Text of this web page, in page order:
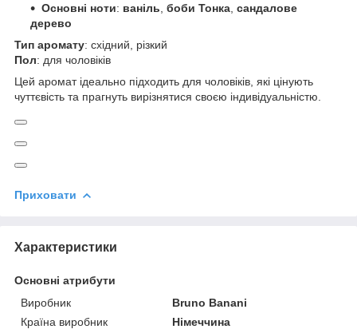
Основні ноти: ваніль боби Тонка сандалове
дерево
Тип аромату: східний, різкий
Пол: для чоловіків
Цей аромат ідеально підходить для чоловіків, які цінують
чуттєвість та прагнуть вирізнятися своєю індивідуальністю.
Приховати
Характеристики
Основні атрибути
Виробник
Bruno Banani
Країна виробник
Німеччина